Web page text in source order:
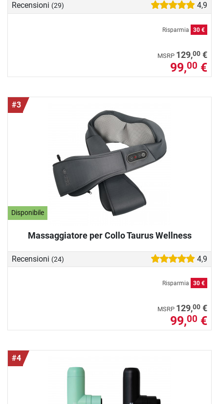
Recensioni (29) 4,9
Risparmia 30 €
MSRP 129,00 €
99,00 €
#3
Disponibile
Massaggiatore per Collo Taurus Wellness
Recensioni (24) 4,9
Risparmia 30 €
MSRP 129,00 €
99,00 €
#4